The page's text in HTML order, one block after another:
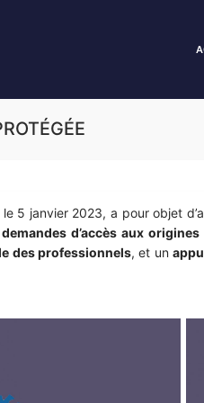
5 janvier 2023, a pour objet
d’accès aux
des professionnels, et un